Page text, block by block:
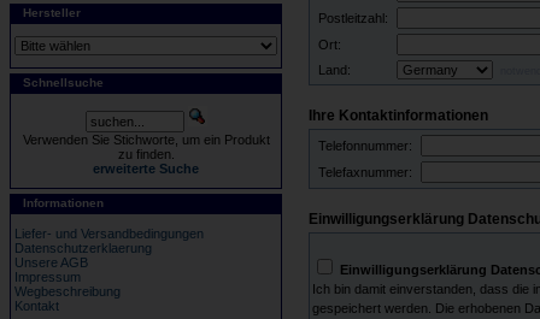
Hersteller
Schnellsuche
Verwenden Sie Stichworte, um ein Produkt
zu finden.
erweiterte Suche
Informationen
Liefer- und Versandbedingungen
Datenschutzerklaerung
Unsere AGB
Impressum
Wegbeschreibung
Kontakt
Postleitzahl:
Ort:
Land:
Ihre Kontaktinformationen
Telefonnummer:
Telefaxnummer:
Einwilligungserklärung
Einwilligungserklärung
Ich bin damit einverstanden, dass die
gespeichert werden. Die erhobenen